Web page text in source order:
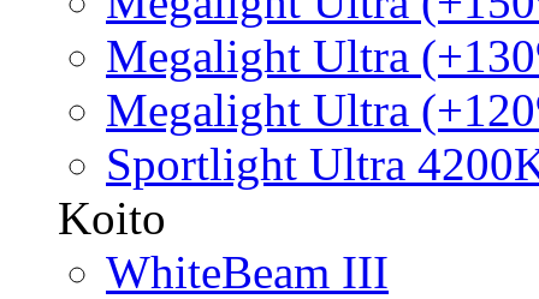
Megalight Ultra
Megalight Ultra
Sportlight Ultra
Koito
WhiteBeam III